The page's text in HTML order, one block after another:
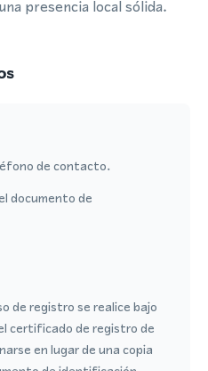
presencia local sólida.
de contacto.
documento de
de registro se realice bajo
certificado de registro de
en lugar de una copia